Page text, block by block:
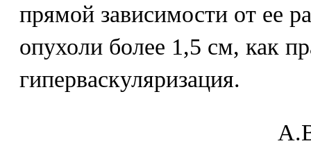
прямой зависимости от ее
опухоли более 1,5 см, как
гиперваскуляризация.